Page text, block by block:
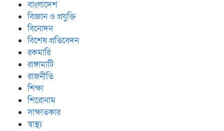
বাংলাদেশ
বিজ্ঞান ও প্রযুক্তি
বিনোদন
বিশেষ প্রতিবেদন
রকমারি
রাঙ্গামাটি
রাজনীতি
শিক্ষা
শিরোনাম
সাক্ষাতকার
স্বাস্থ্য